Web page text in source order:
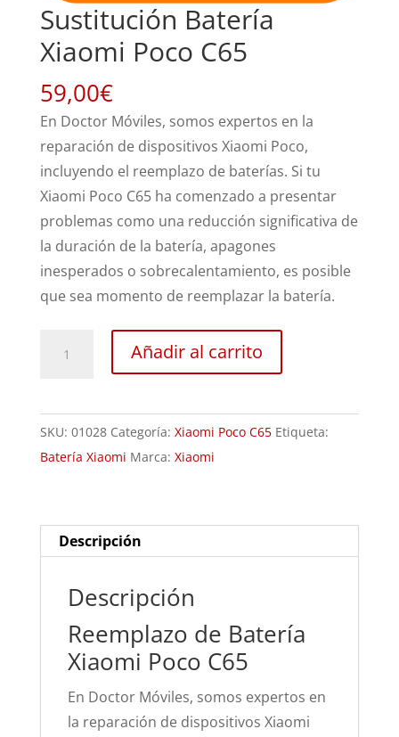
Sustitución Batería
Xiaomi Poco C65
59,00€
En Doctor Móviles, somos expertos en la
reparación de dispositivos Xiaomi Poco,
incluyendo el reemplazo de baterías. Si tu
Xiaomi Poco C65 ha comenzado a presentar
problemas como una reducción significativa de
la duración de la batería, apagones
inesperados o sobrecalentamiento, es posible
que sea momento de reemplazar la batería.
Poco
C65
cantidad
Añadir al carrito
SKU: 01028 Categoría: Xiaomi Poco C65 Etiqueta:
Batería Xiaomi Marca: Xiaomi
Descripción
Descripción
Reemplazo de Batería
Xiaomi Poco C65
En Doctor Móviles, somos expertos en
la reparación de dispositivos Xiaomi